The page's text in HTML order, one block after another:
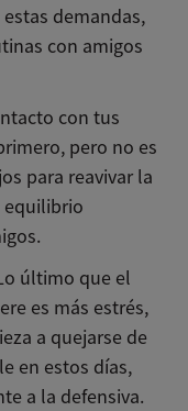
demandas,
con amigos
con tus
pero no es
para reavivar la
equilibrio
último que el
es más estrés,
a quejarse de
en estos días,
a la defensiva.